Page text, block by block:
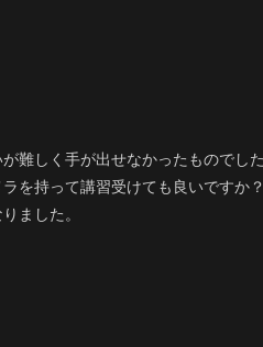
難しく手が出せなかったものでし
を持って講習受けても良いですか
ました。